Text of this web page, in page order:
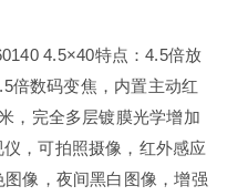
4.5×40特点：4.5倍放
倍数码变焦，内置主动红
，完全多层镀膜光学增加
，可拍照摄像，红外感应
像，夜间黑白图像，增强